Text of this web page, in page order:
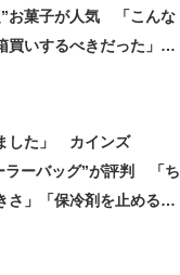
”お菓子が人気 「こんな
買いするべきだった」
した」 カインズ
ラーバッグ”が評判 「ち
さ」「保冷剤を止めるベ